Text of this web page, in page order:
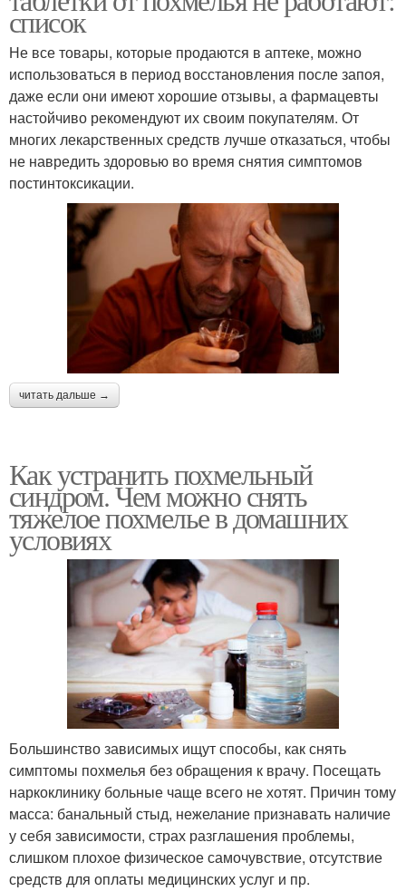
список
Не все товары, которые продаются в аптеке, можно
использоваться в период восстановления после запоя,
даже если они имеют хорошие отзывы, а фармацевты
настойчиво рекомендуют их своим покупателям. От
многих лекарственных средств лучше отказаться, чтобы
не навредить здоровью во время снятия симптомов
постинтоксикации.
читать дальше →
Как устранить похмельный
синдром. Чем можно снять
тяжелое похмелье в домашних
условиях
Большинство зависимых ищут способы, как снять
симптомы похмелья без обращения к врачу. Посещать
наркоклинику больные чаще всего не хотят. Причин тому
масса: банальный стыд, нежелание признавать наличие
у себя зависимости, страх разглашения проблемы,
слишком плохое физическое самочувствие, отсутствие
средств для оплаты медицинских услуг и пр.